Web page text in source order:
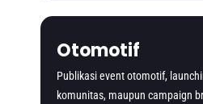
Otomotif
Publikasi event otomotif,
komunitas, maupun campaign